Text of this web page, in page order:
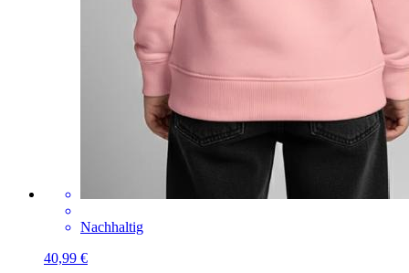
Nachhaltig
40,99 €